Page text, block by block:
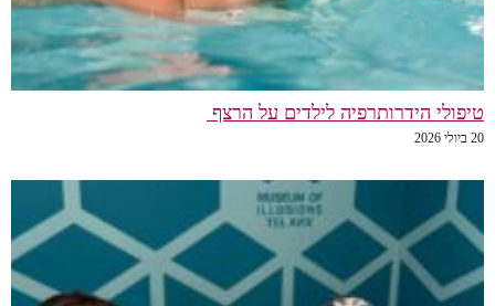
טיפולי הידרותרפיה לילדים על הרצף
20 ביולי 2026